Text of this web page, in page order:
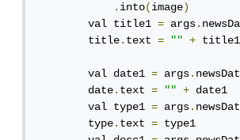
.into(image)
        val title1
= args.
        title
.text = "" + title1
        val date1
= args.
        date
.text = "" + date1
        val type1
= args.
        type
.text = type1